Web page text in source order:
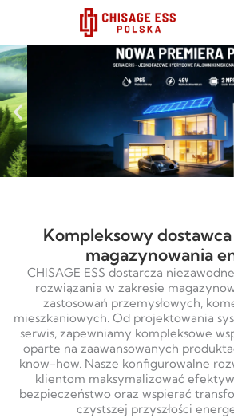
容
Kompleksowy
magazynowania
CHISAGE ESS dostarcza
rozwiązania w zakresie
zastosowań przemysłowych,
mieszkaniowych. Od projektowania
serwis, zapewniamy kompleksowe
oparte na zaawansowanych
know-how. Nasze konfigurowalne
klientom maksymalizować
bezpieczeństwo oraz wspierać
czystszej przyszłości